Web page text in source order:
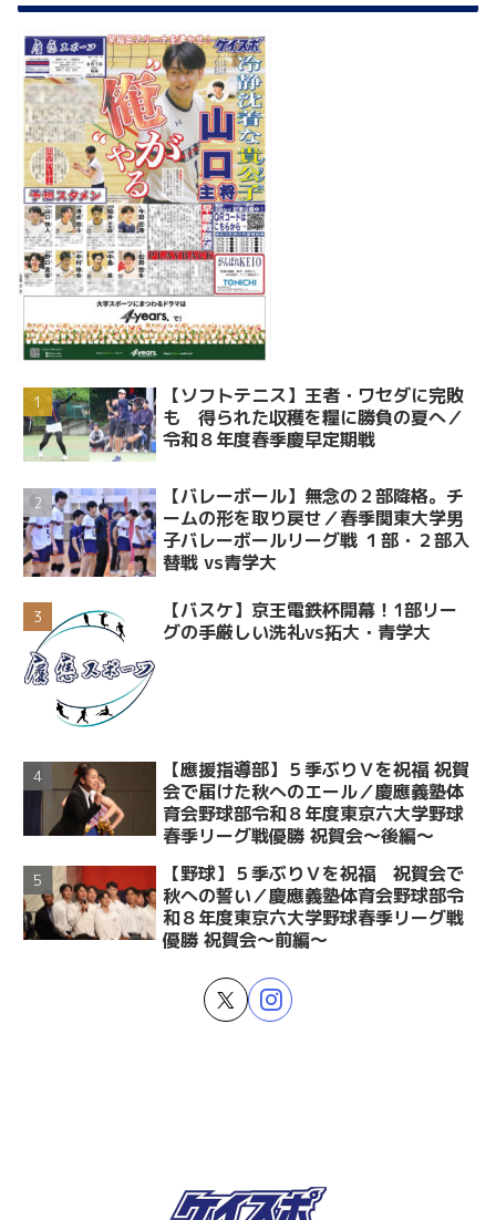
【ソフトテニス】王者・ワセダに完敗
も 得られた収穫を糧に勝負の夏へ／
令和８年度春季慶早定期戦
【バレーボール】無念の２部降格。チ
ームの形を取り戻せ／春季関東大学男
子バレーボールリーグ戦 １部・２部入
替戦 vs青学大
【バスケ】京王電鉄杯開幕！1部リー
グの手厳しい洗礼vs拓大・青学大
【應援指導部】５季ぶりＶを祝福 祝賀
会で届けた秋へのエール／慶應義塾体
育会野球部令和８年度東京六大学野球
春季リーグ戦優勝 祝賀会～後編～
【野球】５季ぶりＶを祝福 祝賀会で
秋への誓い／慶應義塾体育会野球部令
和８年度東京六大学野球春季リーグ戦
優勝 祝賀会～前編～